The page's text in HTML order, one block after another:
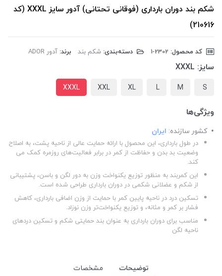
شکم بند دوران بارداری (فوقانی تحتانی) آدور سایز XXXL (کد
210616)
کد محصول: دسته‌بندی: شکم بند برند: آدور ADOR
سایز: XXXL
S
M
L
XL
XXL
XXXL
ویژگی‌ها
کشور سازنده: ایران
در طول بارداری، این محصول با ارائه حمایت عالی از ناحیه پشت، به اصلاح
وضعیت بد بدن و حفاظت از کمر در برابر فعالیت‌‌های روزمره کمک می
‌کند.
این کمربند به منظور توزیع یکنواخت وزن به دور لگن و باسن، پشتیبانی
از شکم و عضلانی شکمی در دوران بارداری طراحی شده است.
تسکین درد در ناحیه پایین کمر با حمایت از وزن اضافی بارداری، کاهش
فشار بر کمر و مثانه، و توزیع یکنواخت‌تر وزن نوزاد.
مناسب برای دوران بارداری به عنوان بند حمایتی شکم و تسکین دردهای
ناحیه لگن
توضیحات
مشخصات